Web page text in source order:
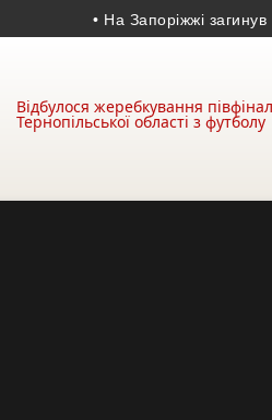
• На Запоріжжі загинув
Відбулося жеребкування
Тернопільської області з футболу